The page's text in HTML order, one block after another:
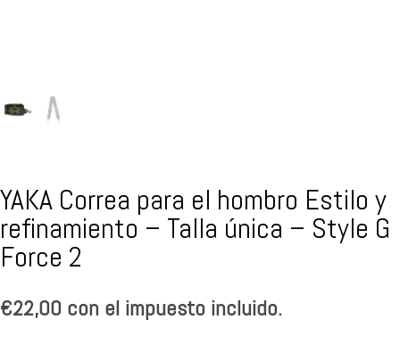
YAKA Correa para el hombro Estilo y
refinamiento – Talla única – Style G
Force 2
€22,00 con el impuesto incluido.